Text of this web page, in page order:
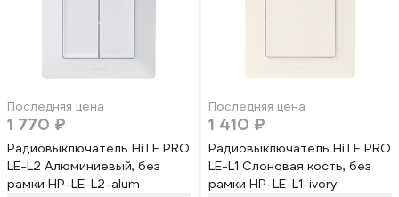
Последняя цена
1 770 ₽
Радиовыключатель HiTE PRO
LE-L2 Алюминиевый, без
рамки HP-LE-L2-alum
Последняя цена
1 410 ₽
Радиовыключатель HiTE PRO
LE-L1 Слоновая кость, без
рамки HP-LE-L1-ivory